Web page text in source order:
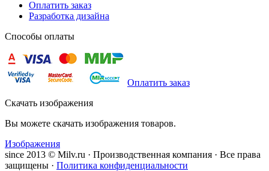
Оплатить заказ
Разработка дизайна
Способы оплаты
Оплатить заказ
Скачать изображения
Вы можете скачать изображения товаров.
Изображения
since 2013 © Milv.ru · Производственная компания · Все права
защищены · Политика конфиденциальности